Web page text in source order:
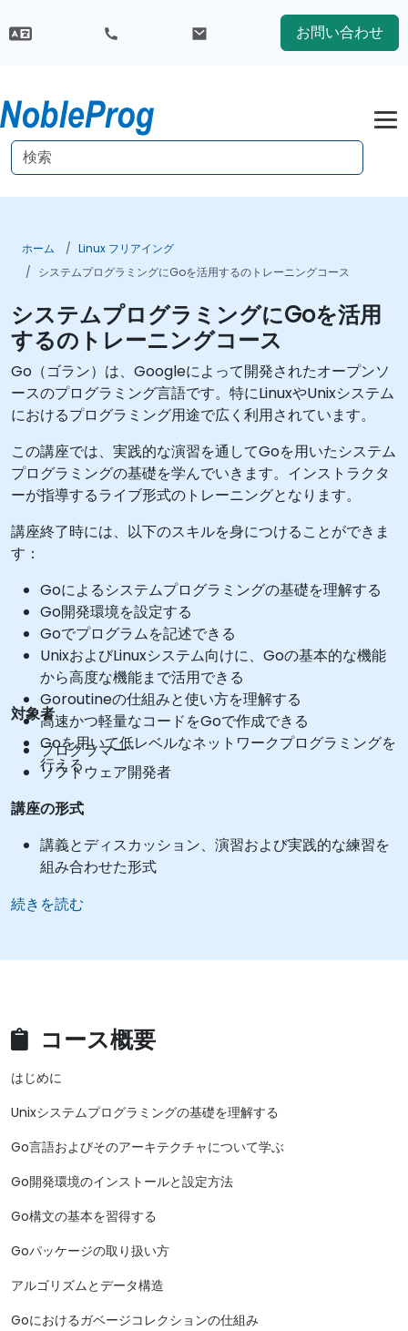
お問い合わせ
ホーム
Linux フリアイング
システムプログラミングにGoを活用するのトレーニングコース
システムプログラミングにGoを活用
するのトレーニングコース
Go（ゴラン）は、Googleによって開発されたオープンソ
ースのプログラミング言語です。特にLinuxやUnixシステム
におけるプログラミング用途で広く利用されています。
この講座では、実践的な演習を通してGoを用いたシステム
プログラミングの基礎を学んでいきます。インストラクタ
ーが指導するライブ形式のトレーニングとなります。
講座終了時には、以下のスキルを身につけることができま
す：
Goによるシステムプログラミングの基礎を理解する
Go開発環境を設定する
Goでプログラムを記述できる
UnixおよびLinuxシステム向けに、Goの基本的な機能
から高度な機能まで活用できる
Goroutineの仕組みと使い方を理解する
高速かつ軽量なコードをGoで作成できる
Goを用いて低レベルなネットワークプログラミングを
行える
対象者
プログラマー
ソフトウェア開発者
講座の形式
講義とディスカッション、演習および実践的な練習を
組み合わせた形式
続きを読む
コース概要
はじめに
Unixシステムプログラミングの基礎を理解する
Go言語およびそのアーキテクチャについて学ぶ
Go開発環境のインストールと設定方法
Go構文の基本を習得する
Goパッケージの取り扱い方
アルゴリズムとデータ構造
Goにおけるガベージコレクションの仕組み